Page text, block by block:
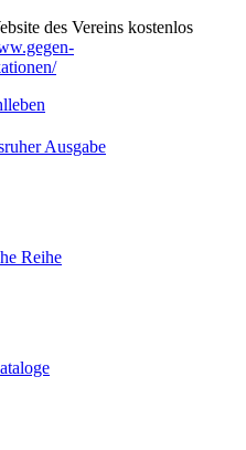
Ausgabe
Reihe
des Vereins kostenlos